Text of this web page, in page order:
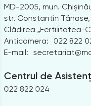
MD-2005, mun.
str. Constantin Tănase,
Clădirea „Fertilitatea-
Anticamera:
022 822
E-mail:
Centrul de
022 822 024